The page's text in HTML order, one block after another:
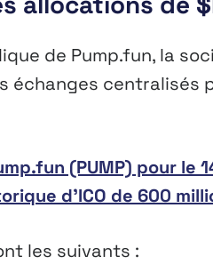
de Pump.fun, la
échanges
(PUMP) pour le
d’ICO de 600
les suivants :